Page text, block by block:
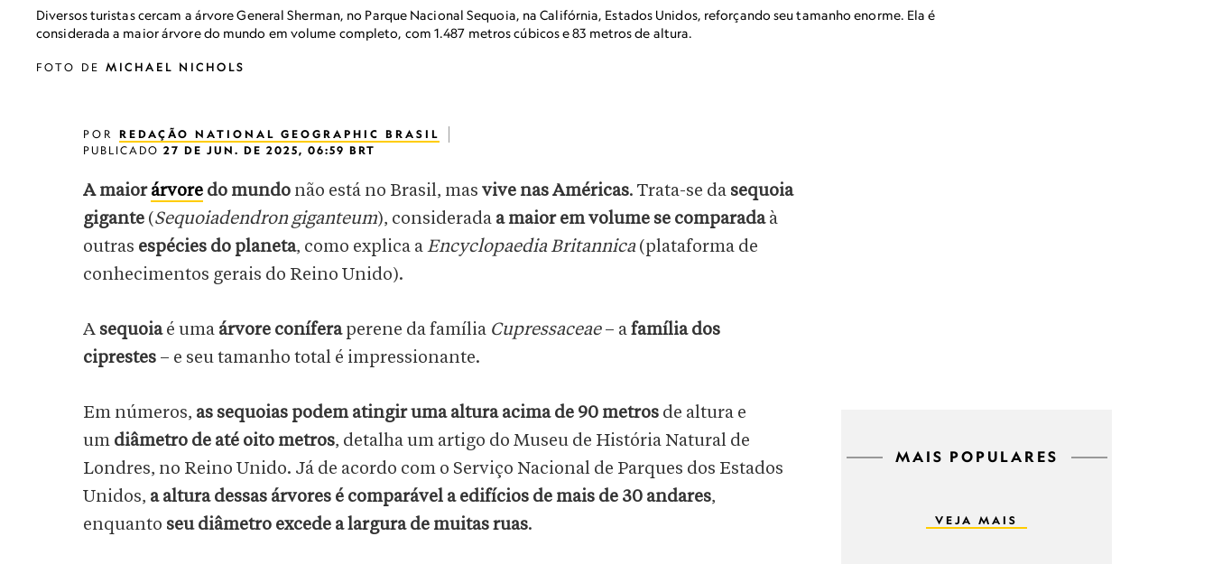
Diversos turistas cercam a árvore General Sherman, no Parque Nacional Sequoia, na Califórnia, Estados Unidos, reforçando seu tamanho enorme. Ela é
considerada a maior árvore do mundo em volume completo, com 1.487 metros cúbicos e 83 metros de altura.
FOTO DE MICHAEL NICHOLS
POR REDAÇÃO NATIONAL GEOGRAPHIC BRASIL
PUBLICADO 27 DE JUN. DE 2025, 06:59 BRT
A maiorárvore do mundo não está no Brasil, mas vive nas Américas. Trata-se da sequoia
gigante (Sequoiadendron giganteum), considerada a maior em volume se comparadaà
outras espécies do planeta, como explica aEncyclopaedia Britannica (plataforma de
conhecimentos gerais do Reino Unido).
A sequoiaé uma árvore coníferaperene da família Cupressaceae– afamília dos
ciprestes – e seu tamanho total é impressionante.
Em números, as sequoias podem atingir uma altura acima de 90 metros de altura e
um diâmetro de até oito metros, detalha um artigo do Museu de História Natural de
Londres, no Reino Unido. Já de acordo com o Serviço Nacional de Parques dos Estados
Unidos, a altura dessas árvores é comparável a edifícios de mais de 30 andares,
enquanto seu diâmetro excede a largura de muitas ruas.
MAIS POPULARES
VEJA MAIS